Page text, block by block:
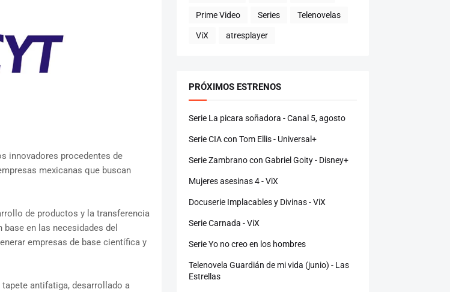
innovadores procedentes de
mexicanas que buscan
de productos y la transferencia
en las necesidades del
empresas de base científica y
antifatiga, desarrollado a
Prime Video Series Telenovelas
ViX atresplayer
PRÓXIMOS ESTRENOS
Serie La picara soñadora - Canal 5, agosto
Serie CIA con Tom Ellis - Universal+
Serie Zambrano con Gabriel Goity - Disney+
Mujeres asesinas 4 - ViX
Docuserie Implacables y Divinas - ViX
Serie Carnada - ViX
Serie Yo no creo en los hombres
Telenovela Guardián de mi vida (junio) - Las
Estrellas